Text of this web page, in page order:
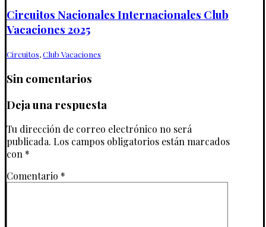
Circuitos Nacionales Internacionales Club
Vacaciones 2025
Circuitos,Club Vacaciones
Sin comentarios
Deja una respuesta
Tu dirección de correo electrónico no será
publicada. Los campos obligatorios están marcados
con *
Comentario *